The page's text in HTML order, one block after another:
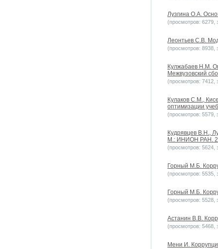
Лузгина О.А.
(просмотров: 6279,
Леонтьев С.В.
(просмотров: 8938,
Кулжабаев Н.М.
Межвузовский
(просмотров: 7412,
Кулаков С.М.,
оптимизации
(просмотров: 5579,
Кудрявцев В.Н.,
М.: ИНИОН РАН.
(просмотров: 5624,
Горный М.Б.
(просмотров: 5535,
Горный М.Б.
(просмотров: 5528,
Астанин В.В.
(просмотров: 5468,
Мени И.